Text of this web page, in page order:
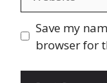
Save my
browser for